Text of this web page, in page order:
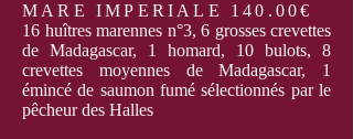
MARE IMPERIALE 140.00€
16 huîtres marennes n°3, 6 grosses crevettes
de Madagascar, 1 homard, 10 bulots, 8
crevettes moyennes de Madagascar, 1
émincé de saumon fumé sélectionnés par le
pêcheur des Halles